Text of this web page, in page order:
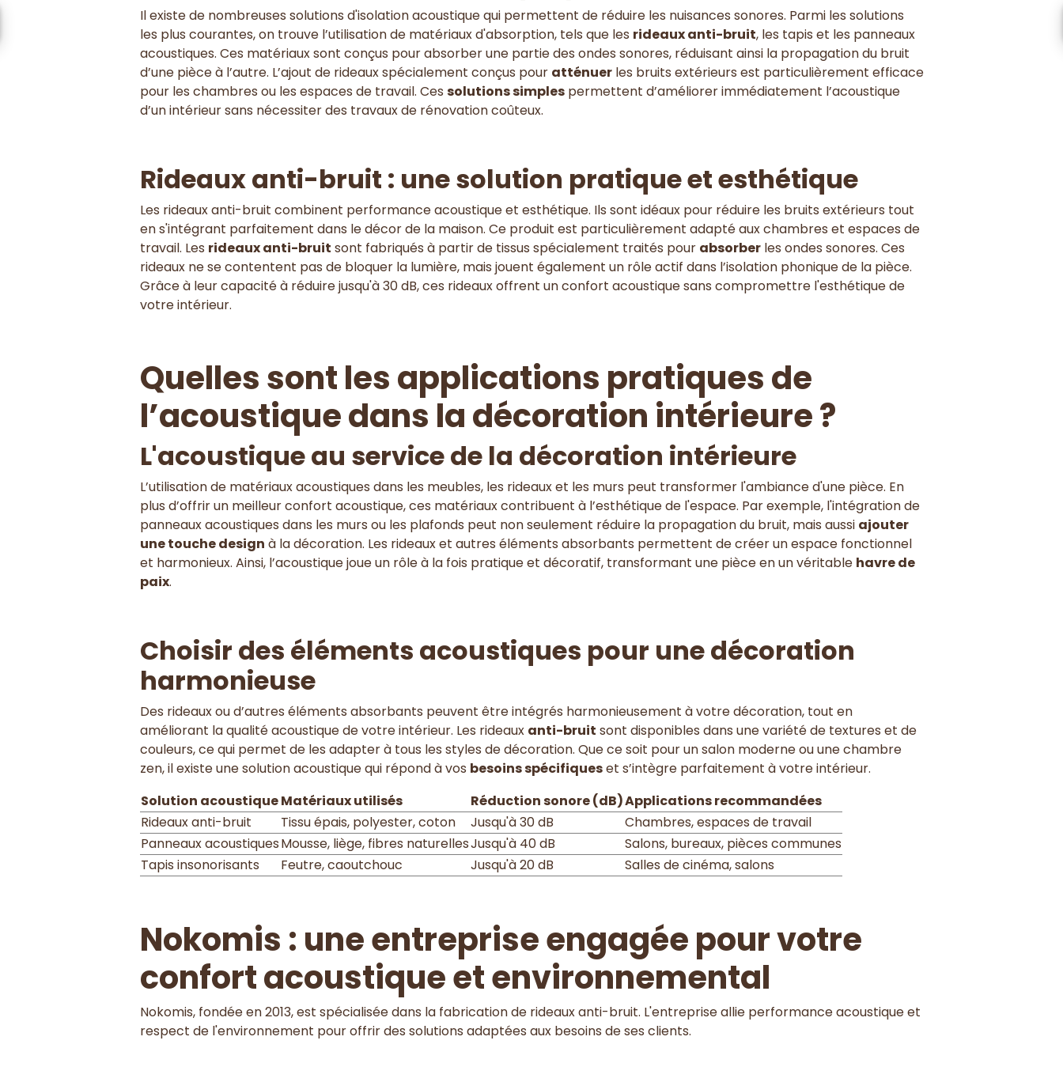
Il existe de nombreuses solutions d'isolation acoustique qui permettent de réduire les nuisances sonores. Parmi les solutions
les plus courantes, on trouve l’utilisation de matériaux d'absorption, tels que les rideaux anti-bruit, les tapis et les panneaux
acoustiques. Ces matériaux sont conçus pour absorber une partie des ondes sonores, réduisant ainsi la propagation du bruit
d’une pièce à l’autre. L’ajout de rideaux spécialement conçus pour atténuerles bruits extérieurs est particulièrement efficace
pour les chambres ou les espaces de travail. Ces solutions simplespermettent d’améliorer immédiatement l’acoustique
d’un intérieur sans nécessiter des travaux de rénovation coûteux.
Rideaux anti-bruit : une solution pratique et esthétique
Les rideaux anti-bruit combinent performance acoustique et esthétique. Ils sont idéaux pour réduire les bruits extérieurs tout
en s'intégrant parfaitement dans le décor de la maison. Ce produit est particulièrement adapté aux chambres et espaces de
travail. Les rideaux anti-bruit sont fabriqués à partir de tissus spécialement traités pour absorberles ondes sonores. Ces
rideaux ne se contentent pas de bloquer la lumière, mais jouent également un rôle actif dans l’isolation phonique de la pièce.
Grâce à leur capacité à réduire jusqu'à 30 dB, ces rideaux offrent un confort acoustique sans compromettre l'esthétique de
votre intérieur.
Quelles sont les applications pratiques de
l’acoustique dans la décoration intérieure ?
L'acoustique au service de la décoration intérieure
L’utilisation de matériaux acoustiques dans les meubles, les rideaux et les murs peut transformer l'ambiance d'une pièce. En
plus d’offrir un meilleur confort acoustique, ces matériaux contribuent à l’esthétique de l'espace. Par exemple, l'intégration de
panneaux acoustiques dans les murs ou les plafonds peut non seulement réduire la propagation du bruit, mais aussi ajouter
une touche design à la décoration. Les rideaux et autres éléments absorbants permettent de créer un espace fonctionnel
et harmonieux. Ainsi, l’acoustique joue un rôle à la fois pratique et décoratif, transformant une pièce en un véritable havre de
paix.
Choisir des éléments acoustiques pour une décoration
harmonieuse
Des rideaux ou d’autres éléments absorbants peuvent être intégrés harmonieusement à votre décoration, tout en
améliorant la qualité acoustique de votre intérieur. Les rideaux anti-bruit sont disponibles dans une variété de textures et de
couleurs, ce qui permet de les adapter à tous les styles de décoration. Que ce soit pour un salon moderne ou une chambre
zen, il existe une solution acoustique qui répond à vos besoins spécifiqueset s’intègre parfaitement à votre intérieur.
Solution acoustiqueMatériaux utilisés Réduction sonore (dB)Applications recommandées
Rideaux anti-bruit
Tissu épais, polyester, coton Jusqu'à 30 dB
Chambres, espaces de travail
Panneaux acoustiquesMousse, liège, fibres naturellesJusqu'à 40 dB
Salons, bureaux, pièces communes
Tapis insonorisants
Feutre, caoutchouc Jusqu'à 20 dB Salles de cinéma, salons
Nokomis : une entreprise engagée pour votre
confort acoustique et environnemental
Nokomis, fondée en 2013, est spécialisée dans la fabrication de rideaux anti-bruit. L'entreprise allie performance acoustique et
respect de l'environnement pour offrir des solutions adaptées aux besoins de ses clients.